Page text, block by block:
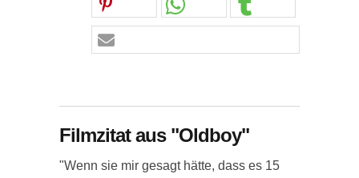
Filmzitat aus "Oldboy"
"Wenn sie mir gesagt hätte, dass es 15